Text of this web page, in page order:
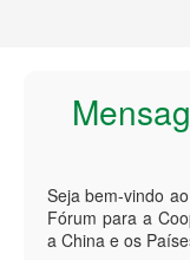
Seja bem-vindo
Fórum para a
a China e os